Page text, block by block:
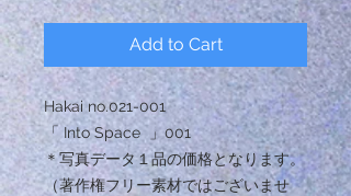
Add to Cart
Hakai no.021-001
「 Into Space 」001
＊写真データ１品の価格となります。
（著作権フリー素材ではございませ